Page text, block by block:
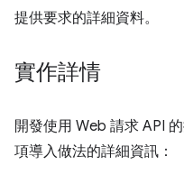
提供要求的詳細資料。
實作詳情
開發使用 Web 請求 API
項導入做法的詳細資訊：